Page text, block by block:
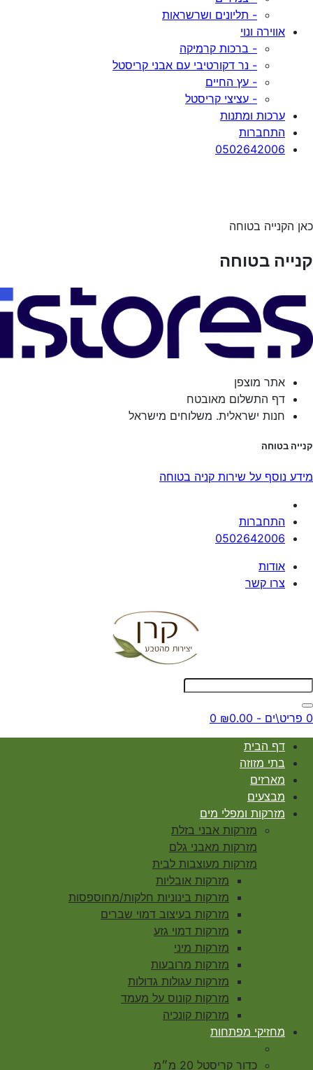
- תליונים ושרשראות
אווירה ונוי
- ברכות קרמיקה
- נר דקורטיבי עם אבני קריסטל
- עץ החיים
- עציצי קריסטל
ערכות ומתנות
התחברות
0502642006
כאן הקנייה בטוחה
קנייה בטוחה
אתר מוצפן
דף התשלום מאובטח
חנות ישראלית. משלוחים מישראל
קנייה בטוחה
מידע נוסף על שירות קניה בטוחה
התחברות
0502642006
אודות
צרו קשר
0 פריט\ים - ₪0.00 0
דף הבית
בתי מזוזה
מארזים
מבצעים
מזרקות ומפלי מים
מזרקות אבני בזלת
מזרקות מאבני גלם
מזרקות מעוצבות לבית
מזרקות אובליות
מזרקות בינוניות חלקות/מחוספסות
מזרקות בעיצוב דמוי שברים
מזרקות דמוי גזע
מזרקות מיני
מזרקות מרובעות
מזרקות עגולות גדולות
מזרקות קונוס על מעמד
מזרקות קונכיה
מחזיקי מפתחות
כדור קריסטל 20 מ״מ